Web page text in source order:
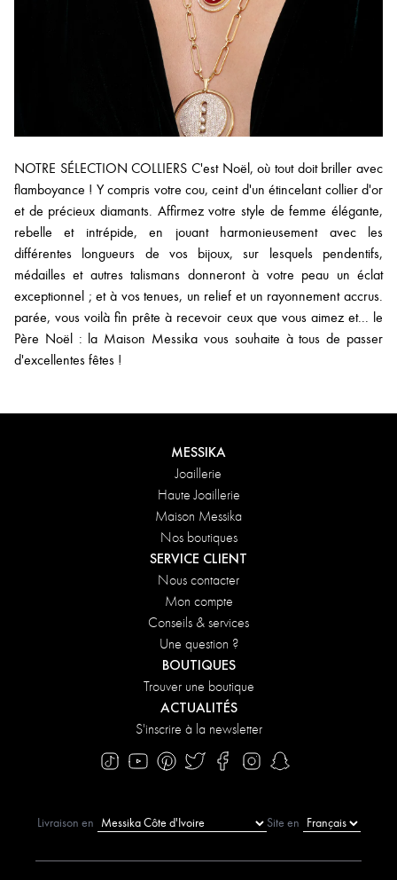
NOTRE SÉLECTION COLLIERS C'est Noël, où tout doit briller avec
flamboyance ! Y compris votre cou, ceint d'un étincelant collier d'or
et de précieux diamants. Affirmez votre style de femme élégante,
rebelle et intrépide, en jouant harmonieusement avec les
différentes longueurs de vos bijoux, sur lesquels pendentifs,
médailles et autres talismans donneront à votre peau un éclat
exceptionnel ; et à vos tenues, un relief et un rayonnement accrus.
parée, vous voilà fin prête à recevoir ceux que vous aimez et... le
Père Noël : la Maison Messika vous souhaite à tous de passer
d'excellentes fêtes !
MESSIKA
Joaillerie
Haute Joaillerie
Maison Messika
Nos boutiques
SERVICE CLIENT
Nous contacter
Mon compte
Conseils & services
Une question ?
BOUTIQUES
Trouver une boutique
ACTUALITÉS
S'inscrire à la newsletter
Livraison en Site en